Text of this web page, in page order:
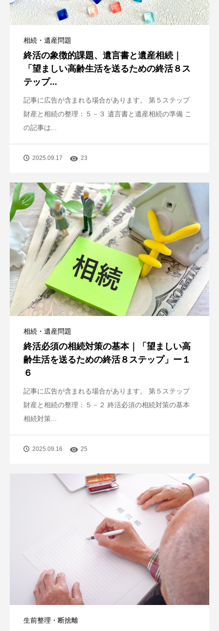
相続・遺産問題
終活の象徴的課題、遺言書と遺産相続｜
「望ましい高齢生活を送るための終活８ス
テップ...
記事に広告が含まれる場合があります。 第５ステップ
財産と相続の整理：５－３ 遺言書と遺産相続の準備 こ
の記事は...
2025.09.17 23
相続・遺産問題
終活必須の相続対策の基本｜「望ましい高
齢生活を送るための終活８ステップ」ー１
６
記事に広告が含まれる場合があります。 第５ステップ
財産と相続の整理：５－２ 終活必須の相続対策の基本
相続対策...
2025.09.16 25
生前整理・断捨離